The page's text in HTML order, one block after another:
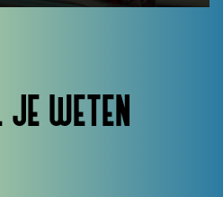
JE WETEN